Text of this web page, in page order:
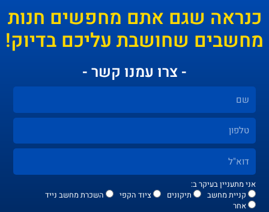
שגם אתם מחפשים חנות
שחושבת עליכם בדיוק!
- צרו עמנו קשר -
אני מתעניין בעיקר ב:
קניית מחשב
תיקונים ציוד הקפי
השכרת מחשב נייד
אחר